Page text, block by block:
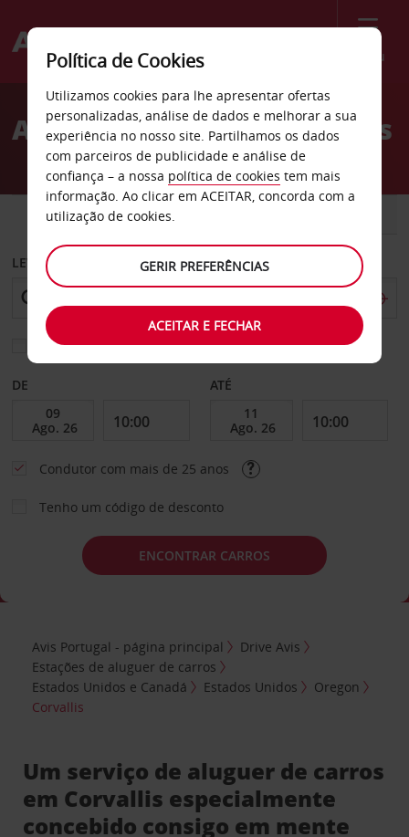
Menu
Welcome
AvisAluguer de carros Corvallis
CARRO
LEVANTAR EM
Escolher uma estação de devolução diferente
DE ATÉ
Condutor com mais de 25 anos
Tenho um código de desconto
ENCONTRAR CARROS
Avis Portugal - página principal
Drive Avis
Estações de aluguer de carros
Estados Unidos e Canadá
Estados Unidos
Oregon
Corvallis
Um serviço de aluguer de carros
em Corvallis especialmente
concebido consigo em mente
Política de Cookies
Utilizamos cookies para lhe apresentar ofertas
personalizadas, análise de dados e melhorar a sua
experiência no nosso site. Partilhamos os dados
com parceiros de publicidade e análise de
confiança – a nossa política de cookies tem mais
informação. Ao clicar em ACEITAR, concorda com a
utilização de cookies.
GERIR PREFERÊNCIAS
ACEITAR E FECHAR